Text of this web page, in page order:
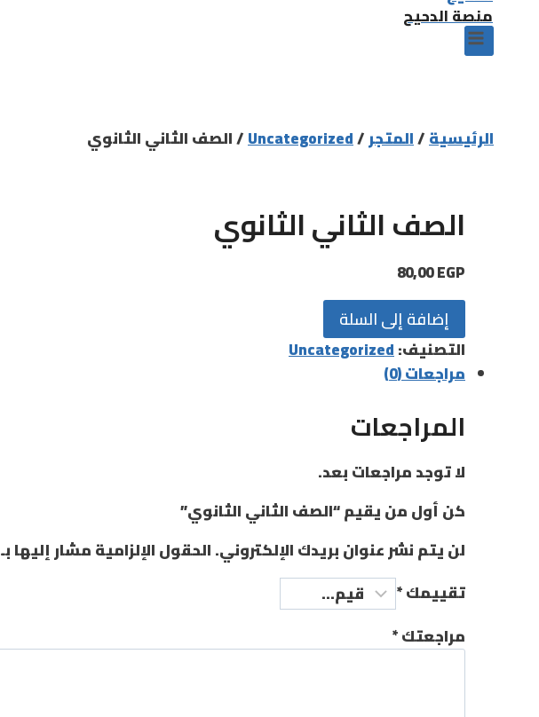
منصة الدحيح
الرئيسية/المتجر/
Uncategorized
/الصف الثاني الثانوي
الصف الثاني الثانوي
80,00EGP
كمية
الصف
الثاني
الثانوي
إضافة إلى السلة
التصنيف:Uncategorized
مراجعات (0)
المراجعات
لا توجد مراجعات بعد.
كن أول من يقيم “الصف الثاني الثانوي”
لن يتم نشر عنوان بريدك الإلكتروني.الحقول الإلزامية مشار إليها بـ
تقييمك*
مراجعتك*